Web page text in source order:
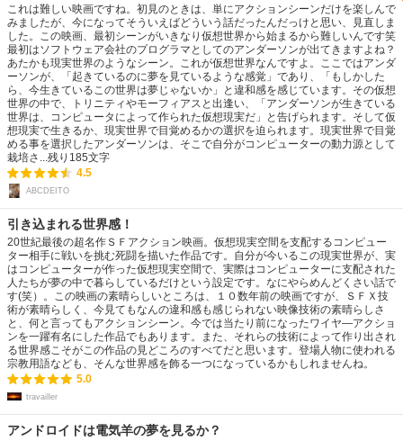
これは難しい映画ですね。初見のときは、単にアクションシーンだけを楽しんで
みましたが、今になってそういえばどういう話だったんだっけと思い、見直しま
した。この映画、最初シーンがいきなり仮想世界から始まるから難しいんです笑
最初はソフトウェア会社のプログラマとしてのアンダーソンが出てきますよね？
あたかも現実世界のようなシーン。これが仮想世界なんですよ。ここではアンダ
ーソンが、「起きているのに夢を見ているような感覚」であり、「もしかした
ら、今生きているこの世界は夢じゃないか」と違和感を感じています。その仮想
世界の中で、トリニティやモーフィアスと出逢い、「アンダーソンが生きている
世界は、コンピュータによって作られた仮想現実だ」と告げられます。そして仮
想現実で生きるか、現実世界で目覚めるかの選択を迫られます。現実世界で目覚
める事を選択したアンダーソンは、そこで自分がコンピューターの動力源として
栽培さ...残り 185文字
4.5
ABCDEITO
引き込まれる世界感！
20世紀最後の超名作ＳＦアクション映画。仮想現実空間を支配するコンピュー
ター相手に戦いを挑む死闘を描いた作品です。自分が今いるこの現実世界が、実
はコンピューターが作った仮想現実空間で、実際はコンピューターに支配された
人たちが夢の中で暮らしているだけという設定です。なにやらめんどくさい話で
す(笑）。この映画の素晴らしいところは、１０数年前の映画ですが、ＳＦＸ技
術が素晴らしく、今見てもなんの違和感も感じられない映像技術の素晴らしさ
と、何と言ってもアクションシーン。今では当たり前になったワイヤ―アクショ
ンを一躍有名にした作品でもあります。また、それらの技術によって作り出され
る世界感こそがこの作品の見どころのすべてだと思います。登場人物に使われる
宗教用語なども、そんな世界感を飾る一つになっているかもしれませんね。
5.0
travailler
アンドロイドは電気羊の夢を見るか？